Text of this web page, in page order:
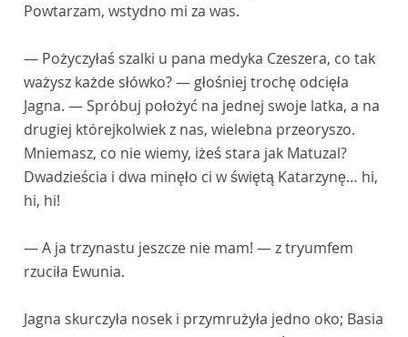
Powtarzam, wstydno mi za was.
— Pożyczyłaś szalki u pana medyka Czeszera, co tak
ważysz każde słówko? — głośniej trochę odcięła
Jagna. — Spróbuj położyć na jednej swoje latka, a na
drugiej którejkolwiek z nas, wielebna przeoryszo.
Mniemasz, co nie wiemy, iżeś stara jak Matuzal?
Dwadzieścia i dwa minęło ci w świętą Katarzynę… hi,
hi, hi!
— A ja trzynastu jeszcze nie mam! — z tryumfem
rzuciła Ewunia.
Jagna skurczyła nosek i przymrużyła jedno oko; Basia